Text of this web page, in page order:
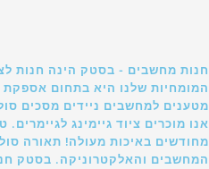
חנות מחשבים - בסטק הינה חנות
המומחיות שלנו היא בתחום אספקת
מטענים למחשבים ניידים מסכים
אנו מוכרים ציוד גיימינג
מחודשים באיכות מעולה! תאורה
המחשבים והאלקטרוניקה. בסטק